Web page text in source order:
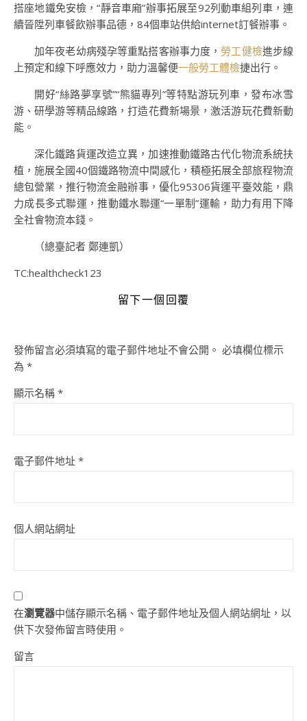
搭座地鐵免安檢，“靜音車廂”辦事拓展至92列動車組列車，連
續晉陞列車餐飲辦事品德，84個車站供給internet訂餐辦事。
加年夜老幼病殘孕等重點搭客辦事力度， 勞工健檢進步線
上預定和線下呼應效力，助力溫馨便一般勞工體檢捷出行。
開好“絲路夢享號”“熊貓專列”等特點游玩列車，發布冰雪
游、研學游等精品線路，打造花費新場景，激活游玩花費新動
能。
深化鐵路貨運改造立異，加速推動鐵路古代化物流系統扶
植，施展全國40個鐵路物流中間感化，積極拓展全部旅程物流
總包營業，推行物流金融辦事，優化95306貨運平臺效能，鼎
力成長多式聯運，推動鐵水聯運“一單制”運輸，助力有用下降
全社會物流本錢。
（總臺記者 鄭連凱）
TC:healthcheck123
留下一個回覆
發佈留言必須填寫的電子郵件地址不會公開。 必填欄位標示
為 *
顯示名稱 *
電子郵件地址 *
個人網站網址
在瀏覽器中儲存顯示名稱、電子郵件地址及個人網站網址，以
供下次發佈留言時使用。
留言